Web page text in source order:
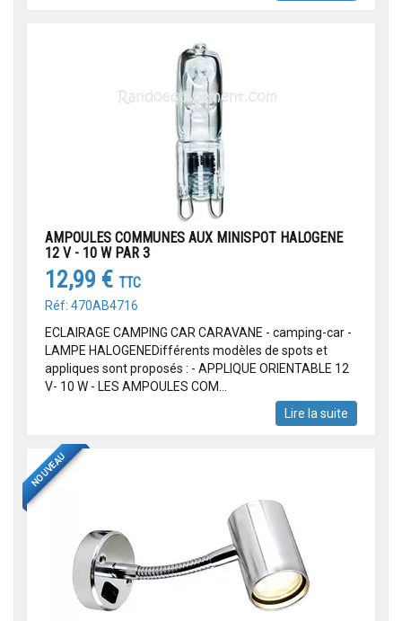
AMPOULES COMMUNES AUX MINISPOT HALOGENE
12 V - 10 W PAR 3
12,99 € TTC
Réf: 470AB4716
ECLAIRAGE CAMPING CAR CARAVANE - camping-car -
LAMPE HALOGENEDifférents modèles de spots et
appliques sont proposés : - APPLIQUE ORIENTABLE 12
V- 10 W - LES AMPOULES COM...
Lire la suite
NOUVEAU